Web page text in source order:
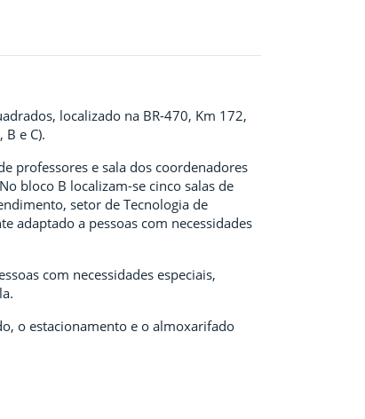
localizado na BR-470, Km 172,
e C).
professores e sala dos coordenadores
bloco B localizam-se cinco salas de
setor de Tecnologia de
adaptado a pessoas com necessidades
com necessidades especiais,
o estacionamento e o almoxarifado